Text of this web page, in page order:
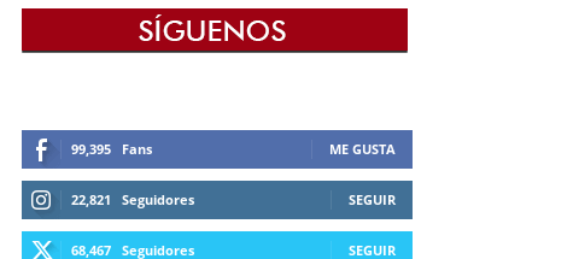
99,395 Fans ME GUSTA
22,821 Seguidores SEGUIR
68,467 Seguidores SEGUIR